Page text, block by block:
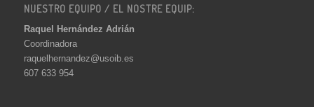
NUESTRO EQUIPO / EL NOSTRE EQUIP:
Raquel Hernández Adrián
Coordinadora
raquelhernandez@usoib.es
607 633 954